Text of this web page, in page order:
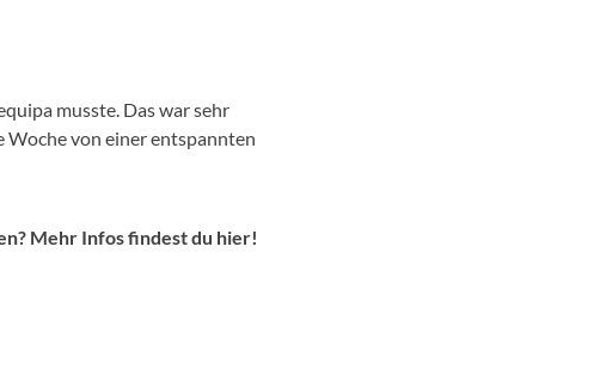
musste. Das war sehr
Woche von einer entspannten
Mehr Infos findest du hier!